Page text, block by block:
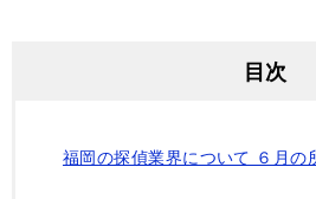
目次
福岡の探偵業界について ６月の